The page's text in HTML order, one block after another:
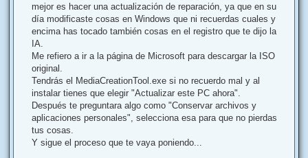
mejor es hacer una actualización de reparación, ya que en su
día modificaste cosas en Windows que ni recuerdas cuales y
encima has tocado también cosas en el registro que te dijo la
IA.
Me refiero a ir a la página de Microsoft para descargar la ISO
original.
Tendrás el MediaCreationTool.exe si no recuerdo mal y al
instalar tienes que elegir "Actualizar este PC ahora".
Después te preguntara algo como "Conservar archivos y
aplicaciones personales", selecciona esa para que no pierdas
tus cosas.
Y sigue el proceso que te vaya poniendo...